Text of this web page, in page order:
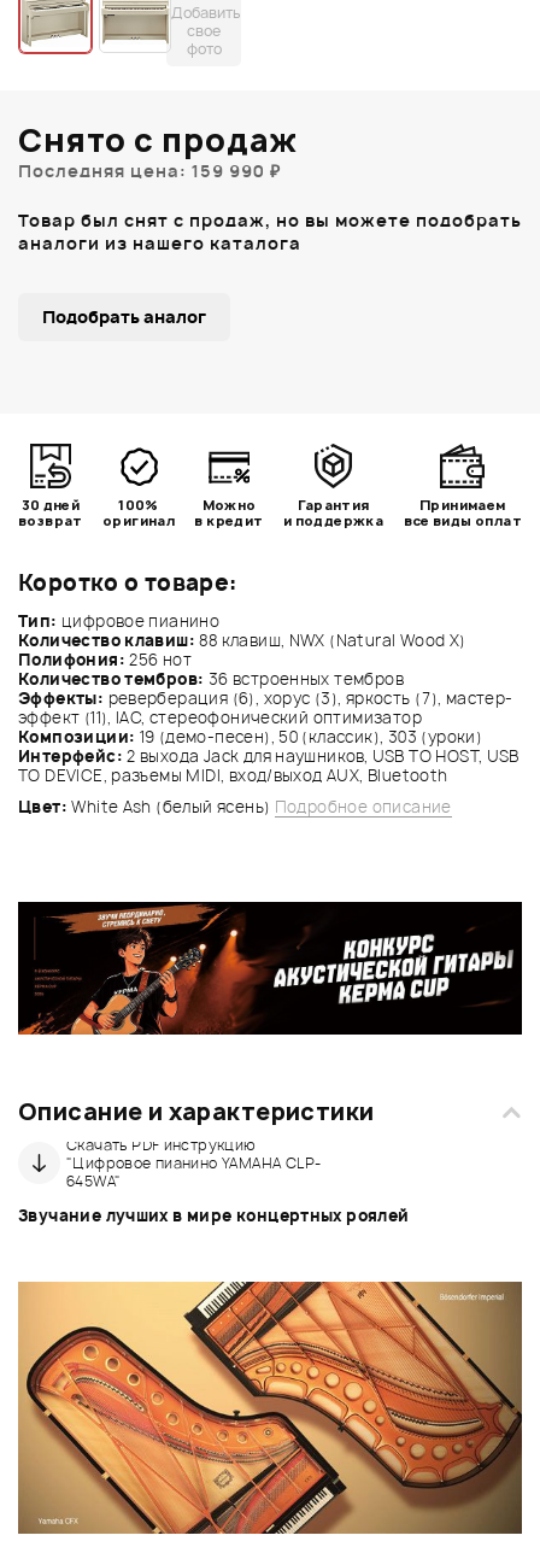
Добавить
свое
фото
Коротко о товаре:
Тип: цифровое пианино
Количество клавиш: 88 клавиш, NWX (Natural Wood X)
Полифония: 256 нот
Количество тембров: 36 встроенных тембров
Эффекты: реверберация (6), хорус (3), яркость (7), мастер-
эффект (11), IAC, стереофонический оптимизатор
Композиции: 19 (демо-песен), 50 (классик), 303 (уроки)
Интерфейс: 2 выхода Jack для наушников, USB TO HOST, USB
TO DEVICE, разъемы MIDI, вход/выход AUX, Bluetooth
Цвет: White Ash (белый ясень) Подробное описание
Снято с продаж
Последняя цена: 159 990 ₽
Товар был снят с продаж, но вы можете подобрать
аналоги из нашего каталога
Подобрать аналог
30 дней
возврат
100%
оригинал
Можно
в кредит
Гарантия
и поддержка
Принимаем
все виды оплат
Описание и характеристики
Скачать PDF инструкцию
"Цифровое пианино YAMAHA CLP-
645WA"
Звучание лучших в мире концертных роялей